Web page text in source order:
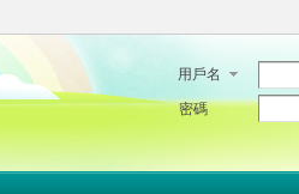
用戶名
密碼